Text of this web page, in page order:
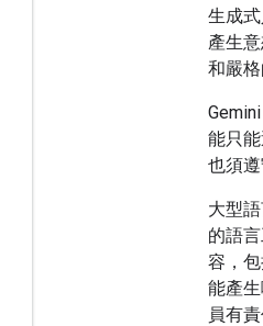
生成
產生
和嚴
能只
也須
大型
的語
容，
能產
員有